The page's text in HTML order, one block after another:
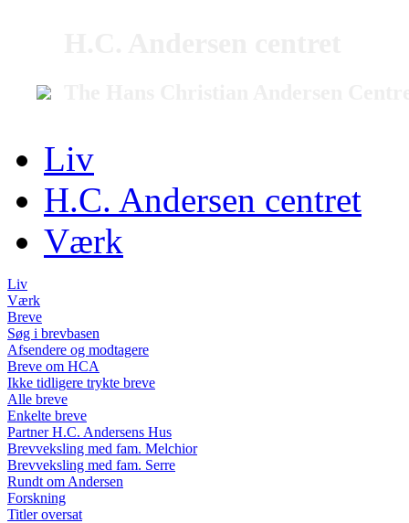
Liv
H.C. Andersen centret
Værk
Liv
Værk
Breve
Søg i brevbasen
Afsendere og modtagere
Breve om HCA
Ikke tidligere trykte breve
Alle breve
Enkelte breve
Partner H.C. Andersens Hus
Brevveksling med fam. Melchior
Brevveksling med fam. Serre
Rundt om Andersen
Forskning
Titler oversat